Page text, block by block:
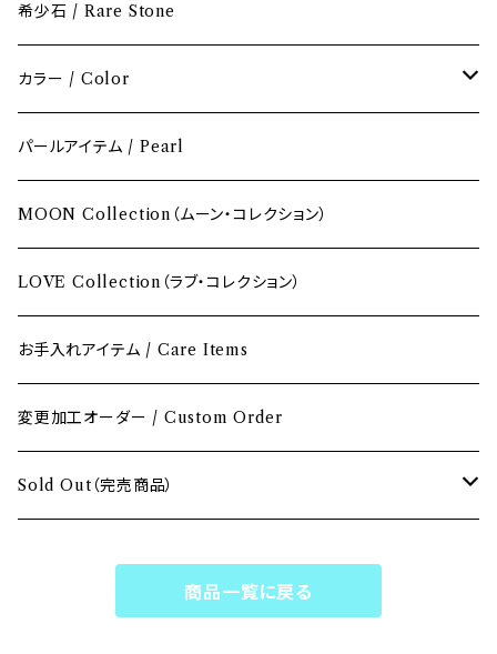
希少石 / Rare Stone
カラー / Color
レッド / Red
ピンク / Pink
イエロー / Yellow
オレンジ / Orange
グリーン / Green
ブルー / Blue
ホワイト & クリア / White & Clear
パールアイテム / Pearl
MOON Collection（ムーン・コレクション）
LOVE Collection（ラブ・コレクション）
お手入れアイテム / Care Items
変更加工オーダー / Custom Order
Sold Out（完売商品）
Sold Outブレスレット
商品一覧に戻る